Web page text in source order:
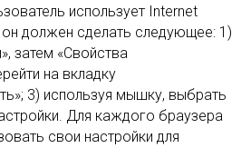
использует Internet
должен сделать следующее: 1)
затем «Свойства
на вкладку
3) используя мышку, выбрать
Для каждого браузера
свои настройки для